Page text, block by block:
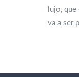
lujo, que
va a ser